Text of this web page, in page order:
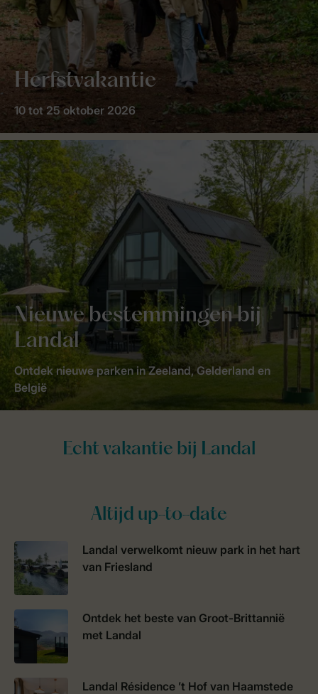
Herfstvakantie
10 tot 25 oktober 2026
Nieuwe bestemmingen bij
Landal
Ontdek nieuwe parken in Zeeland, Gelderland en
België
Altijd up-to-date
Landal verwelkomt nieuw park in het hart
van Friesland
Ontdek het beste van Groot-Brittannië
met Landal
Landal Résidence ’t Hof van Haamstede